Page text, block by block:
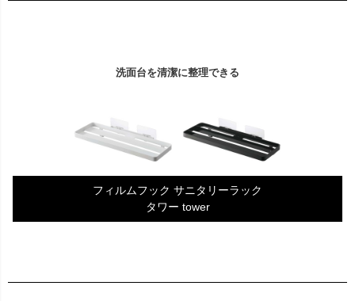
洗面台を清潔に整理できる
フィルムフック サニタリーラック
タワー tower